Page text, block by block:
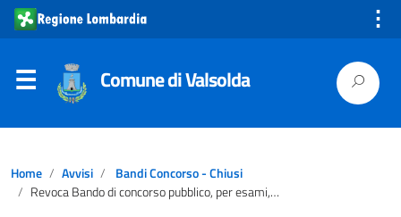
⋮
Comune di Valsolda
Home Avvisi
Bandi Concorso - Chiusi
Revoca Bando di concorso pubblico, per esami, per la copertura di n. 1 posto a tempo indeterminato e pieno, Categoria B3, profilo professionale “Operaio specializzato – Autista scuolabus”, Area Tecnica